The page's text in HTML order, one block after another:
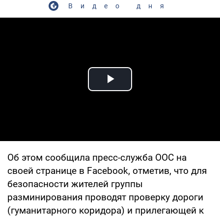
Видео дня
Play Video
Об этом сообщила пресс-служба ООС на
своей странице в Facebook, отметив, что для
безопасности жителей группы
разминирования проводят проверку дороги
(гуманитарного коридора) и прилегающей к